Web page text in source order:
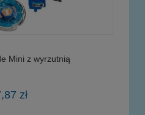
Mini z wyrzutnią
zł